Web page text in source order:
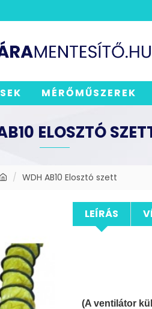
MÉRŐMŰSZEREK
WDH AB10 Elosztó szett
ELOSZTÓ
LEÍRÁS
(A ventilátor